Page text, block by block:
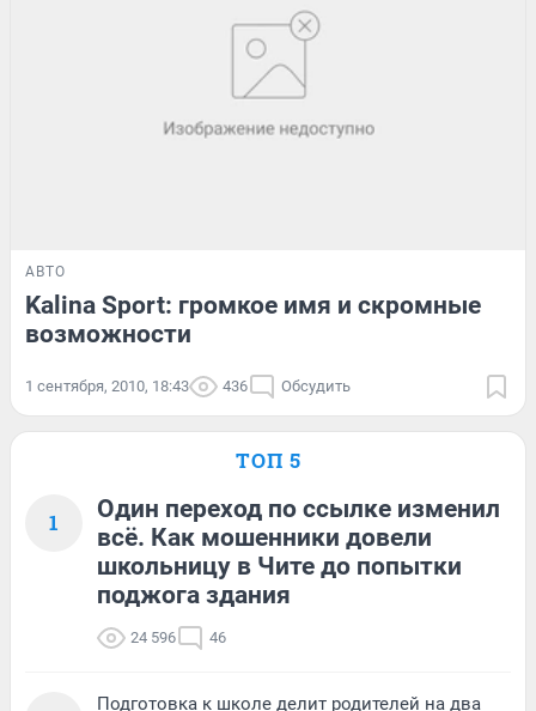
АВТО
Kalina Sport: громкое имя и скромные
возможности
1 сентября, 2010, 18:43 436 Обсудить
ТОП 5
1
Один переход по ссылке изменил
всё. Как мошенники довели
школьницу в Чите до попытки
поджога здания
24 596 46
Подготовка к школе делит родителей на два